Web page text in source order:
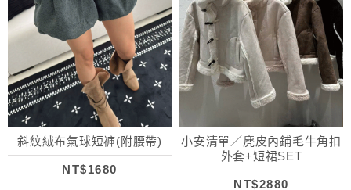
斜紋絨布氣球短褲(附腰帶)
NT$1680
小安清單／麂皮內鋪毛牛角扣
外套+短裙SET
NT$2880